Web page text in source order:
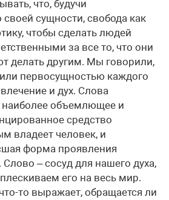
что, будучи
сущности, свобода как
чтобы сделать людей
за все то, что они
делать другим. Мы говорили,
первосущностью каждого
и дух. Слова
наиболее объемлющее и
средство
владеет человек, и
форма проявления
Слово – сосуд для нашего духа,
его на весь мир.
то выражает, обращается ли